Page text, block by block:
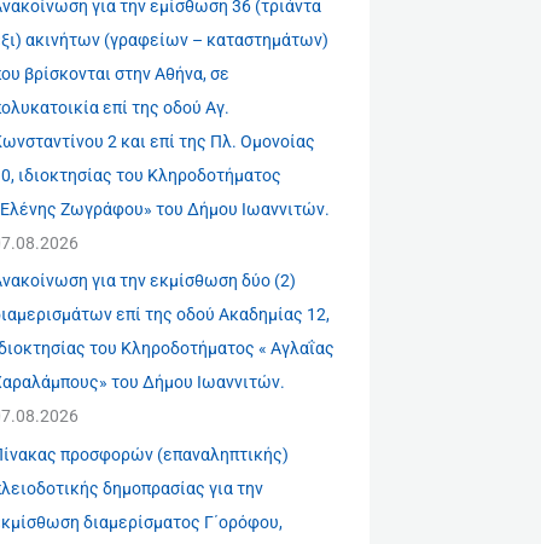
για την εμίσθωση 36 (τριάντα
ακινήτων (γραφείων – καταστημάτων)
βρίσκονται στην Αθήνα, σε
επί της οδού Αγ.
2 και επί της Πλ. Ομονοίας
ιδιοκτησίας του Κληροδοτήματος
Ζωγράφου» του Δήμου Ιωαννιτών.
για την εκμίσθωση δύο (2)
επί της οδού Ακαδημίας 12,
του Κληροδοτήματος « Αγλαΐας
του Δήμου Ιωαννιτών.
προσφορών (επαναληπτικής)
δημοπρασίας για την
διαμερίσματος Γ΄ορόφου,